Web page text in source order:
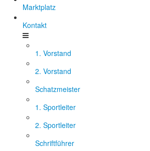
Marktplatz
Kontakt
1. Vorstand
2. Vorstand
Schatzmeister
1. Sportleiter
2. Sportleiter
Schriftführer